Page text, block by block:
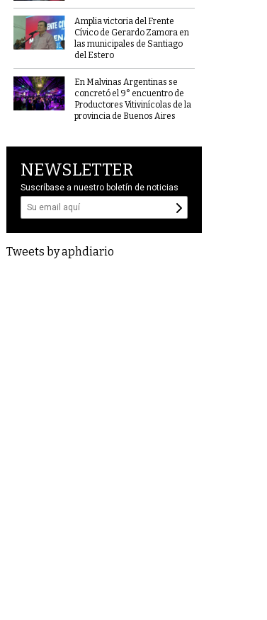
Amplia victoria del Frente
Cívico de Gerardo Zamora en
las municipales de Santiago
del Estero
En Malvinas Argentinas se
concretó el 9° encuentro de
Productores Vitivinícolas de la
provincia de Buenos Aires
NEWSLETTER
Suscríbase a nuestro boletín de noticias
Tweets by aphdiario